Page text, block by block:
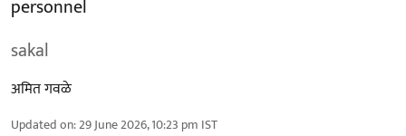
personnel
sakal
अमित गवळे
Updated on:29 June 2026, 10:23 pm IST